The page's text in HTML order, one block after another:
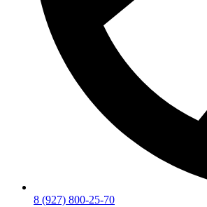
8 (927) 800-25-70